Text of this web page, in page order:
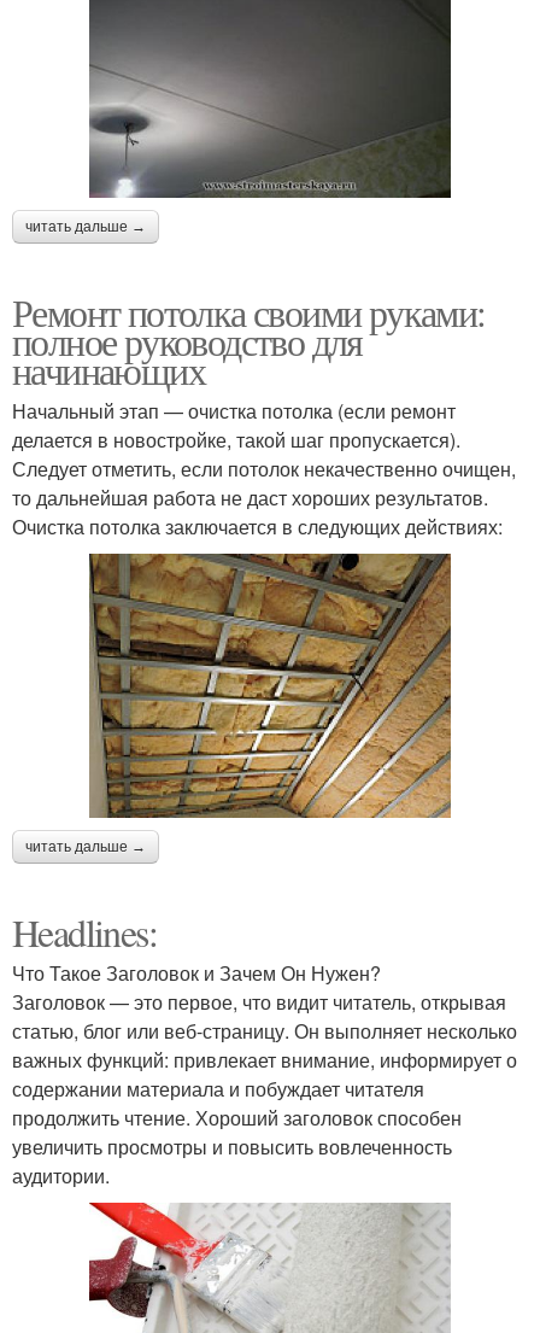
читать дальше →
Ремонт потолка своими руками:
полное руководство для
начинающих
Начальный этап — очистка потолка (если ремонт
делается в новостройке, такой шаг пропускается).
Следует отметить, если потолок некачественно очищен,
то дальнейшая работа не даст хороших результатов.
Очистка потолка заключается в следующих действиях:
читать дальше →
Headlines:
Что Такое Заголовок и Зачем Он Нужен?
Заголовок — это первое, что видит читатель, открывая
статью, блог или веб-страницу. Он выполняет несколько
важных функций: привлекает внимание, информирует о
содержании материала и побуждает читателя
продолжить чтение. Хороший заголовок способен
увеличить просмотры и повысить вовлеченность
аудитории.